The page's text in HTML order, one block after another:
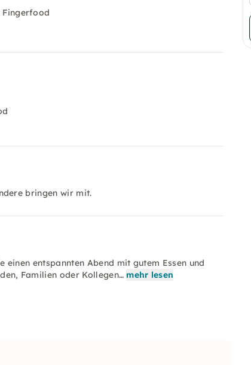
Fingerfood
bringen wir mit.
entspannten Abend mit gutem Essen und
Familien oder Kollegen… mehr lesen